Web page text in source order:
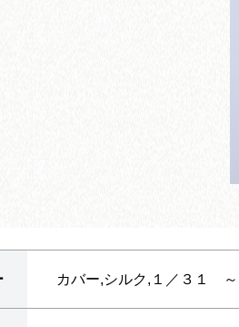
カバー,シルク,１／３１